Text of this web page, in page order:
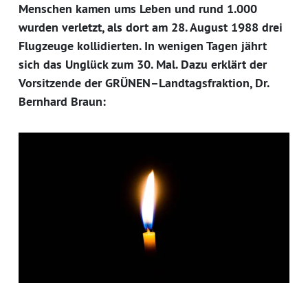
Menschen kamen ums Leben und rund 1.000
wurden verletzt, als dort am 28. August 1988 drei
Flugzeuge kollidierten. In wenigen Tagen jährt
sich das Unglück zum 30. Mal. Dazu erklärt der
Vorsitzende der GRÜNEN–Landtagsfraktion, Dr.
Bernhard Braun: